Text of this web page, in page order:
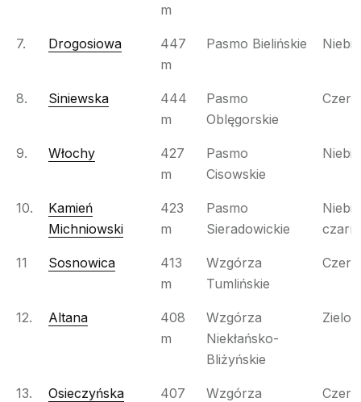
m
7. Drogosiowa
447
m
Pasmo Bielińskie
8. Siniewska
444
m
Pasmo
Oblęgorskie
9. Włochy
427
m
Pasmo
Cisowskie
10.
Kamień
Michniowski
423
m
Pasmo
Sieradowickie
11 Sosnowica
413
m
Wzgórza
Tumlińskie
12. Altana
408
m
Wzgórza
Niekłańsko-
Bliżyńskie
13.
Osieczyńska
407
Wzgórza